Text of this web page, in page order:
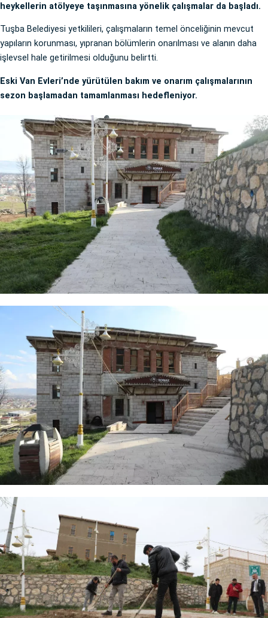
heykellerin atölyeye taşınmasına yönelik çalışmalar da başladı.
Tuşba Belediyesi yetkilileri, çalışmaların temel önceliğinin mevcut
yapıların korunması, yıpranan bölümlerin onarılması ve alanın daha
işlevsel hale getirilmesi olduğunu belirtti.
Eski Van Evleri’nde yürütülen bakım ve onarım çalışmalarının
sezon başlamadan tamamlanması hedefleniyor.